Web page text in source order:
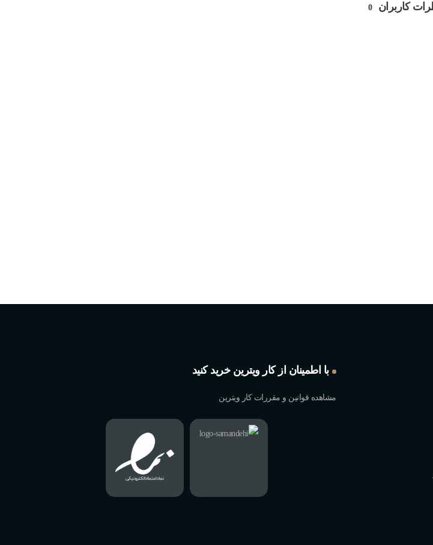
کاربران 0
با اطمینان از کار ویترین خرید کنید
مشاهده قوانین و مقررات کار ویترین